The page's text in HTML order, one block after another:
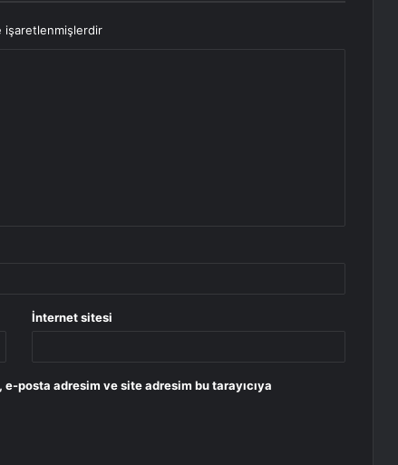
işaretlenmişlerdir
İnternet sitesi
e-posta adresim ve site adresim bu tarayıcıya